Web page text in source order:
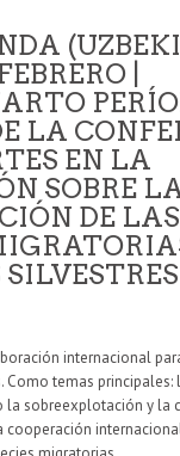
|
LA
EN LA
SOBRE
DE LAS
internacional
Como temas
la sobreexplotación y la
cooperación